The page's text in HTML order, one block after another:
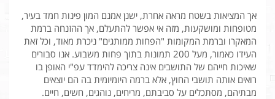
אך המציאות בשטח מראה אחרת, ישנן אמנם המון פינות חמד בעיר,
מטופחות ומושקעות, מזה אי אפשר להתעלם, אך ההזנחה ברמת
המאקרו וברמת המקומות "הפחות ממותגים" ניכרת מאוד, וכל זאת
העידו כאמור, מעל 200 תמונות בתוך פחות משבוע. אנו סבורים
שאיכות חייהם של התושבים אינה צריכה להימדד עפ"י האופן בו
רואים אותה תושבי החוץ, אלא ברמה היומיומית בה הם יוצאים
מבתיהם, מסתכלים על סביבתם, מריחים, נוהגים, חשים, חיים.